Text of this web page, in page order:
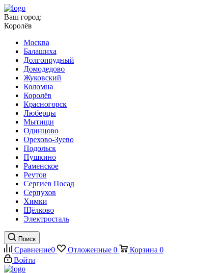
Ваш город:
Королёв
Москва
Балашиха
Долгопрудный
Домодедово
Жуковский
Коломна
Королёв
Красногорск
Люберцы
Мытищи
Одинцово
Орехово-Зуево
Подольск
Пушкино
Раменское
Реутов
Сергиев Посад
Серпухов
Химки
Щёлково
Электросталь
Поиск
Сравнение0 Отложенные 0 Корзина 0
Войти